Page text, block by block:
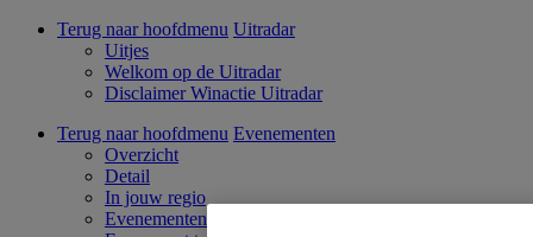
Terug naar hoofdmenu Uitradar
Uitjes
Welkom op de Uitradar
Disclaimer Winactie Uitradar
Terug naar hoofdmenu Evenementen
Overzicht
Detail
In jouw regio
Evenementen kaart